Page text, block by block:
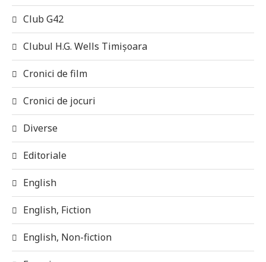
Club G42
Clubul H.G. Wells Timișoara
Cronici de film
Cronici de jocuri
Diverse
Editoriale
English
English, Fiction
English, Non-fiction